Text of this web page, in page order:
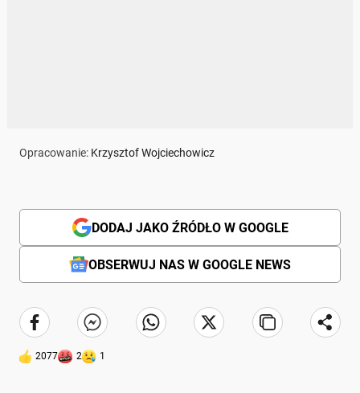
Opracowanie: Krzysztof Wojciechowicz
DODAJ JAKO ŹRÓDŁO W GOOGLE
OBSERWUJ NAS W GOOGLE NEWS
2077 2 1